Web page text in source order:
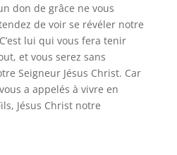
don de grâce ne vous
de voir se révéler notre
lui qui vous fera tenir
et vous serez sans
Seigneur Jésus Christ. Car
a appelés à vivre en
Jésus Christ notre